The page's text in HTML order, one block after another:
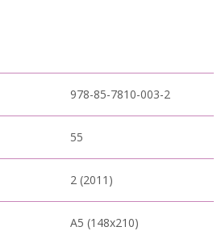
978-85-7810-003-2
55
2 (2011)
A5 (148x210)